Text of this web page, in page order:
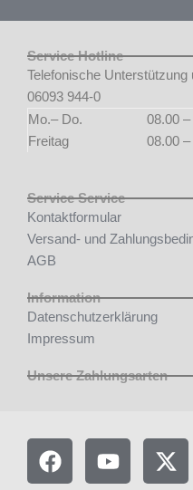
Service Hotline
Telefonische Unterstützung
06093 944-0
Mo.– Do.
08.00
Freitag
08.00
Service Service
Kontaktformular
Versand- und
AGB
Information
Datenschutzerklärung
Impressum
Unsere Zahlungsarten
F
a
Y
o
X
-